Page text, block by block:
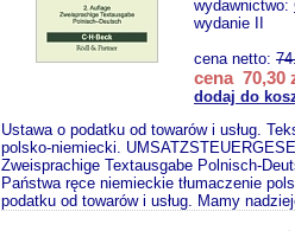
wydawnictwo:
wydanie II
cena netto:
cena 70,30
dodaj do
Ustawa o podatku od towarów i usług.
polsko-niemiecki.
Zweisprachige Textausgabe Polnisch-
Państwa ręce niemieckie tłumaczenie
podatku od towarów i usług. Mamy